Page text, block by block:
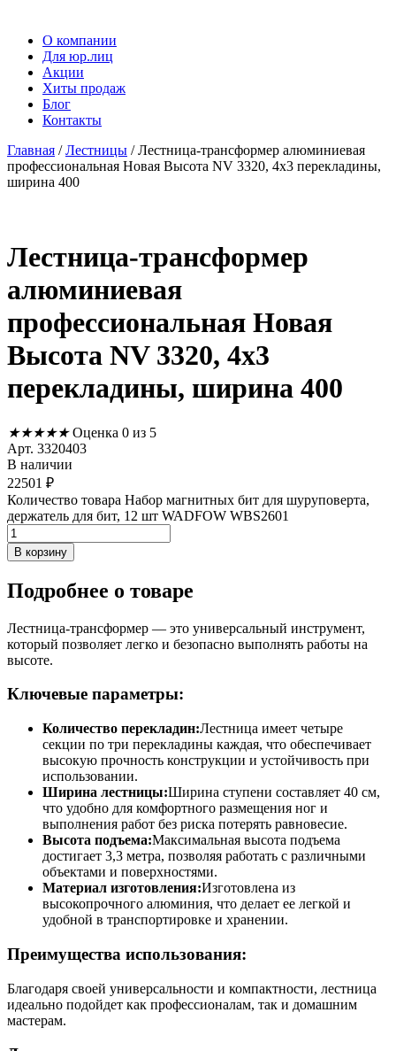
О компании
Для юр.лиц
Акции
Хиты продаж
Блог
Контакты
Главная /Лестницы / Лестница-трансформер алюминиевая
профессиональная Новая Высота NV 3320, 4х3 перекладины,
ширина 400
Лестница-трансформер
алюминиевая
профессиональная Новая
Высота NV 3320, 4х3
перекладины, ширина 400
★★★★★ Оценка 0 из 5
Арт. 3320403
В наличии
22501 ₽
Количество товара Набор магнитных бит для шуруповерта,
держатель для бит, 12 шт WADFOW WBS2601
В корзину
Подробнее о товаре
Лестница-трансформер — это универсальный инструмент,
который позволяет легко и безопасно выполнять работы на
высоте.
Ключевые параметры:
Количество перекладин:Лестница имеет четыре
секции по три перекладины каждая, что обеспечивает
высокую прочность конструкции и устойчивость при
использовании.
Ширина лестницы:Ширина ступени составляет 40 см,
что удобно для комфортного размещения ног и
выполнения работ без риска потерять равновесие.
Высота подъема:Максимальная высота подъема
достигает 3,3 метра, позволяя работать с различными
объектами и поверхностями.
Материал изготовления:Изготовлена из
высокопрочного алюминия, что делает ее легкой и
удобной в транспортировке и хранении.
Преимущества использования:
Благодаря своей универсальности и компактности, лестница
идеально подойдет как профессионалам, так и домашним
мастерам.